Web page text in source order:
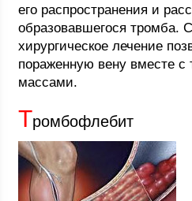
его распространения и
образовавшегося тромба.
хирургическое лечение
пораженную вену вместе с
массами.
Тромбофлебит